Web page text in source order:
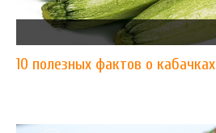
10 полезных фактов о кабачках